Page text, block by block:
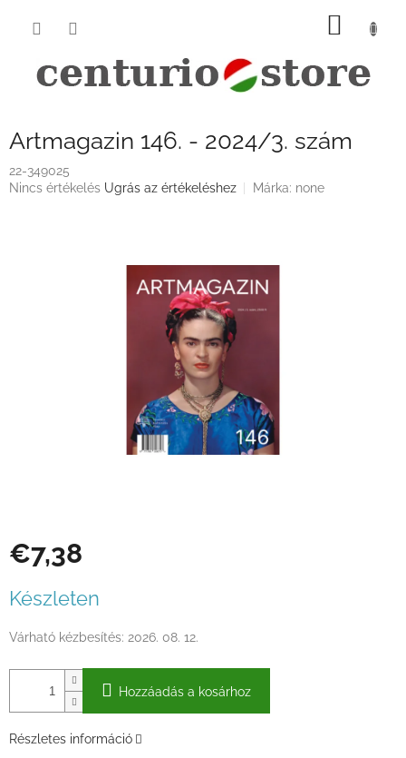
KOSÁR
Artmagazin 146. - 2024/3. szám
22-349025
A
Nincs értékelés Ugrás az értékeléshez Márka: none
€7,38
Készleten
Várható kézbesítés: 2026. 08. 12.
Hozzáadás a kosárhoz
Részletes információ